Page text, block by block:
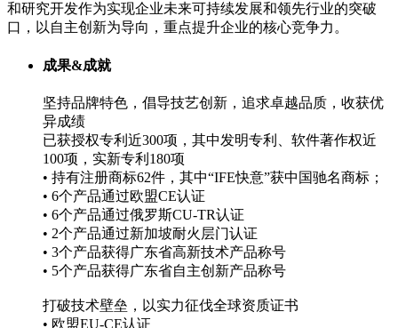
和研究开发作为实现企业未来可持续发展和领先行业的突破
口，以自主创新为导向，重点提升企业的核心竞争力。
成果&成就
坚持品牌特色，倡导技艺创新，追求卓越品质，收获优
异成绩
已获授权专利近300项，其中发明专利、软件著作权近
100项，实新专利180项
• 持有注册商标62件，其中“IFE快意”获中国驰名商标；
• 6个产品通过欧盟CE认证
• 6个产品通过俄罗斯CU-TR认证
• 2个产品通过新加坡耐火层门认证
• 3个产品获得广东省高新技术产品称号
• 5个产品获得广东省自主创新产品称号
打破技术壁垒，以实力征伐全球资质证书
• 欧盟EU-CE认证